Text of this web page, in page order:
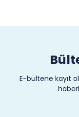
E-bültene kayıt